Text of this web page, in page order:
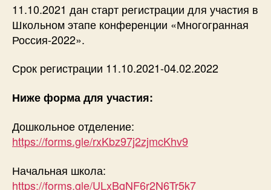
Школьного
этапа
11.10.2021 дан старт регистрации для участия в
Школьном этапе конференции «Многогранная
Россия-2022».
Срок регистрации 11.10.2021-04.02.2022
Ниже форма для участия:
Дошкольное отделение:
https://forms.gle/rxKbz97j2zjmcKhv9
Начальная школа:
https://forms.gle/ULxBgNF6r2N6Tr5k7